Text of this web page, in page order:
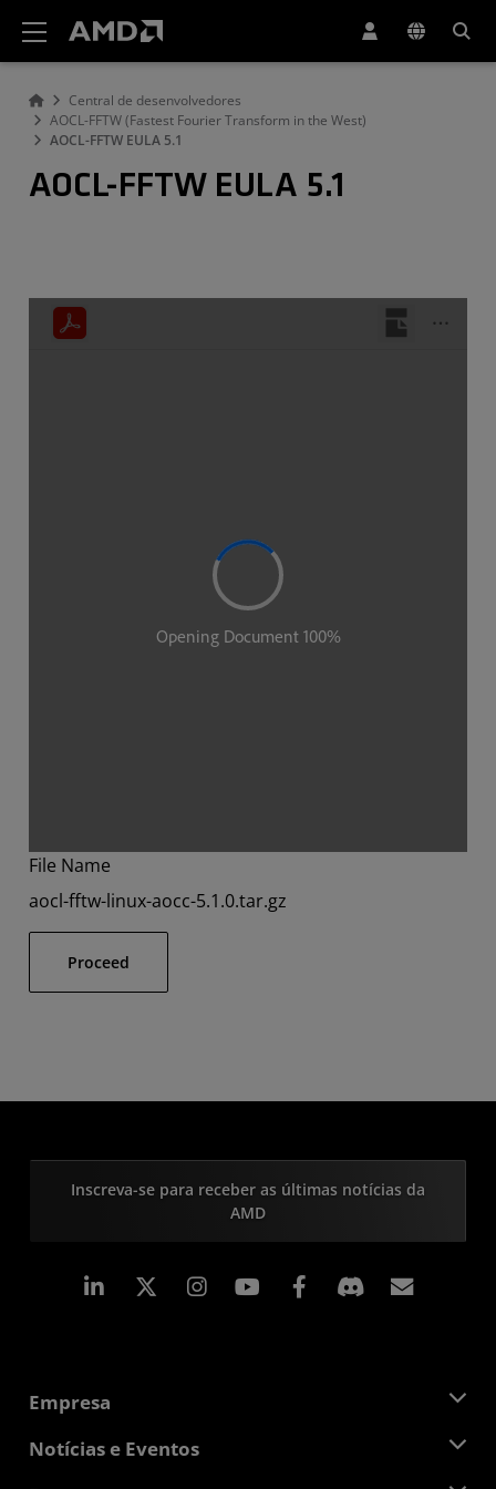
Central de desenvolvedores
AOCL-FFTW (Fastest Fourier Transform in the West)
AOCL-FFTW EULA 5.1
AOCL-FFTW EULA 5.1
File Name
aocl-fftw-linux-aocc-5.1.0.tar.gz
Proceed
Inscreva-se para receber as últimas notícias da
AMD
Linkedin Instagram Facebook
Empresa
Sobre a AMD
Notícias e Eventos